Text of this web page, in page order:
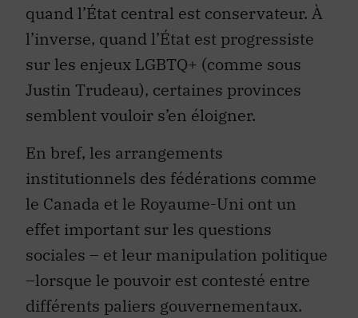
quand l’État central est conservateur. À
l’inverse, quand l’État est progressiste
sur les enjeux LGBTQ+ (comme sous
Justin Trudeau), certaines provinces
semblent vouloir s’en éloigner.
En bref, les arrangements
institutionnels des fédérations comme
le Canada et le Royaume-Uni ont un
effet important sur les questions
sociales – et leur manipulation politique
–lorsque le pouvoir est contesté entre
différents paliers gouvernementaux.